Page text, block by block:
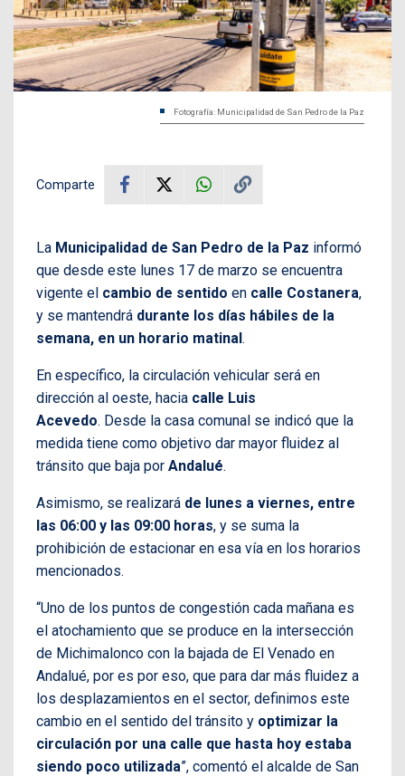
Fotografía: Municipalidad de San Pedro de la Paz
Comparte
La Municipalidad de San Pedro de la Paz informó
que desde este lunes 17 de marzo se encuentra
vigente el cambio de sentido en calle Costanera,
y se mantendrá durante los días hábiles de la
semana, en un horario matinal.
En específico, la circulación vehicular será en
dirección al oeste, hacia calle Luis
Acevedo. Desde la casa comunal se indicó que la
medida tiene como objetivo dar mayor fluidez al
tránsito que baja por Andalué.
Asimismo, se realizará de lunes a viernes, entre
las 06:00 y las 09:00 horas, y se suma la
prohibición de estacionar en esa vía en los horarios
mencionados.
“Uno de los puntos de congestión cada mañana es
el atochamiento que se produce en la intersección
de Michimalonco con la bajada de El Venado en
Andalué, por es por eso, que para dar más fluidez a
los desplazamientos en el sector, definimos este
cambio en el sentido del tránsito y optimizar la
circulación por una calle que hasta hoy estaba
siendo poco utilizada”, comentó el alcalde de San